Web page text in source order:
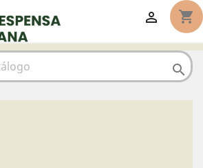
shopping_cart

